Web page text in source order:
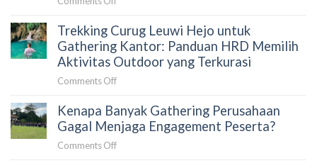
di
Sentul
Team
Building
yang
Menghubungkan
Secara
Alami
Curug
Leuwi
Hejo
Aktivitas
Outdoor
yang
Trekking Curug Leuwi Hejo untuk
Gathering Kantor: Panduan HRD Memilih
Aktivitas Outdoor yang Terkurasi
Comments Offon
Curug
Leuwi
Hejo
Kenapa Banyak Gathering Perusahaan
Gagal Menjaga Engagement Peserta?
Comments Offon